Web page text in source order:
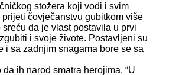
stožera koji vodi i svim
čovječanstvu gubitkom više
da je vlast postavila u prvi
i svoje živote. Postavljeni su
i sa zadnjim snagama bore se sa
ih narod smatra herojima. “U